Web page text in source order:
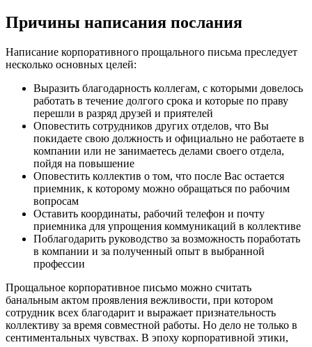
Причины написания послания
Написание корпоративного прощального письма преследует
несколько основных целей:
Выразить благодарность коллегам, с которыми довелось
работать в течение долгого срока и которые по праву
перешли в разряд друзей и приятелей
Оповестить сотрудников других отделов, что Вы
покидаете свою должность и официально не работаете в
компании или не занимаетесь делами своего отдела,
пойдя на повышение
Оповестить коллектив о том, что после Вас остается
приемник, к которому можно обращаться по рабочим
вопросам
Оставить координаты, рабочий телефон и почту
приемника для упрощения коммуникаций в коллективе
Поблагодарить руководство за возможность поработать
в компании и за полученный опыт в выбранной
профессии
Прощальное корпоративное письмо можно считать
банальным актом проявления вежливости, при котором
сотрудник всех благодарит и выражает признательность
коллективу за время совместной работы. Но дело не только в
сентиментальных чувствах. В эпоху корпоративной этики,